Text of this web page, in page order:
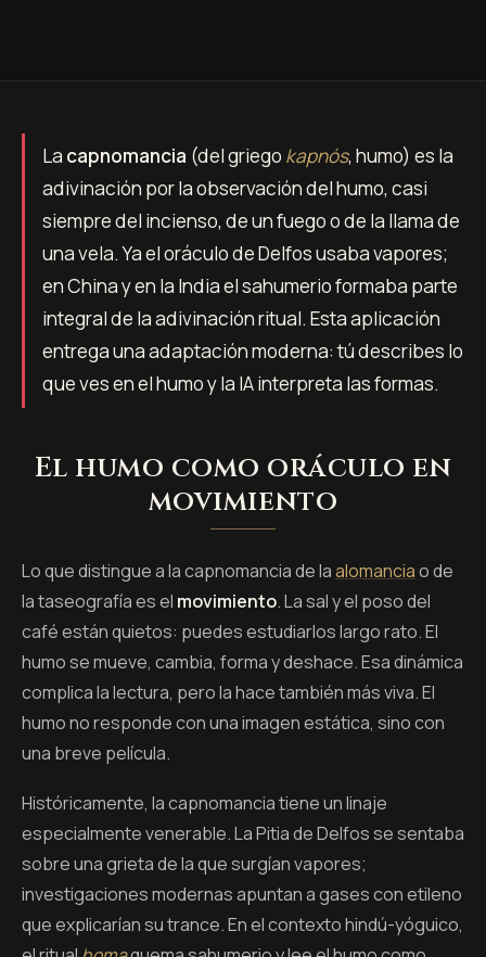
La capnomancia (del griego kapnós, humo) es la
adivinación por la observación del humo, casi
siempre del incienso, de un fuego o de la llama de
una vela. Ya el oráculo de Delfos usaba vapores;
en China y en la India el sahumerio formaba parte
integral de la adivinación ritual. Esta aplicación
entrega una adaptación moderna: tú describes lo
que ves en el humo y la IA interpreta las formas.
El humo como oráculo en
movimiento
Lo que distingue a la capnomancia de laalomanciao de
la taseografía es el movimiento. La sal y el poso del
café están quietos: puedes estudiarlos largo rato. El
humo se mueve, cambia, forma y deshace. Esa dinámica
complica la lectura, pero la hace también más viva. El
humo no responde con una imagen estática, sino con
una breve película.
Históricamente, la capnomancia tiene un linaje
especialmente venerable. La Pitia de Delfos se sentaba
sobre una grieta de la que surgían vapores;
investigaciones modernas apuntan a gases con etileno
que explicarían su trance. En el contexto hindú-yóguico,